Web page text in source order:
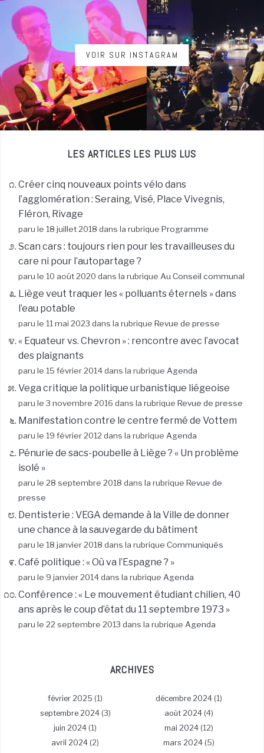
VOIR SUR INSTAGRAM
LES ARTICLES LES PLUS LUS
Créer cinq nouveaux points vélo dans
l’agglomération : Seraing, Visé, Place Vivegnis,
Fléron, Rivage
paru le 18 juillet 2018 dans la rubrique Programme
Scan cars : toujours rien pour les travailleuses du
care ni pour l’autopartage ?
paru le 10 août 2020 dans la rubrique Au Conseil communal
Liège veut traquer les « polluants éternels » dans
l’eau potable
paru le 11 mai 2023 dans la rubrique Revue de presse
« Equateur vs. Chevron » : rencontre avec l’avocat
des plaignants
paru le 15 février 2014 dans la rubrique Agenda
Vega critique la politique urbanistique liégeoise
paru le 3 novembre 2016 dans la rubrique Revue de presse
Manifestation contre le centre fermé de Vottem
paru le 19 février 2012 dans la rubrique Agenda
Pénurie de sacs-poubelle à Liège ? « Un problème
isolé »
paru le 28 septembre 2018 dans la rubrique Revue de
presse
Dentisterie : VEGA demande à la Ville de donner
une chance à la sauvegarde du bâtiment
paru le 18 janvier 2018 dans la rubrique Communiqués
Café politique : « Où va l’Espagne ? »
paru le 9 janvier 2014 dans la rubrique Agenda
Conférence : « Le mouvement étudiant chilien, 40
ans après le coup d’état du 11 septembre 1973 »
paru le 22 septembre 2013 dans la rubrique Agenda
ARCHIVES
février 2025 (1) décembre 2024 (1)
septembre 2024(3) août 2024 (4)
juin 2024 (1) mai 2024 (12)
avril 2024 (2) mars 2024 (5)